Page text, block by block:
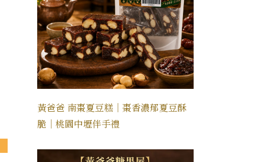
黃爸爸 南棗夏豆糕｜棗香濃郁夏豆酥
脆｜桃園中壢伴手禮